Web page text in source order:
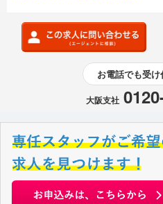
お電話でも受
大阪支社